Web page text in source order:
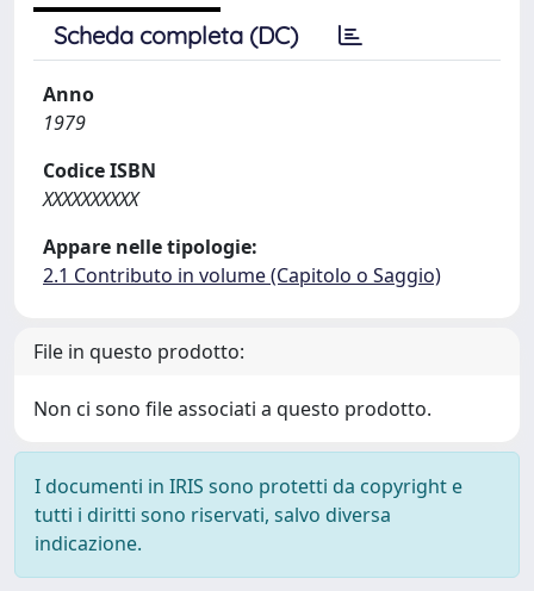
Scheda completa (DC)
Anno
1979
Codice ISBN
XXXXXXXXXX
Appare nelle tipologie:
2.1 Contributo in volume (Capitolo o Saggio)
File in questo prodotto:
Non ci sono file associati a questo prodotto.
I documenti in IRIS sono protetti da copyright e
tutti i diritti sono riservati, salvo diversa
indicazione.